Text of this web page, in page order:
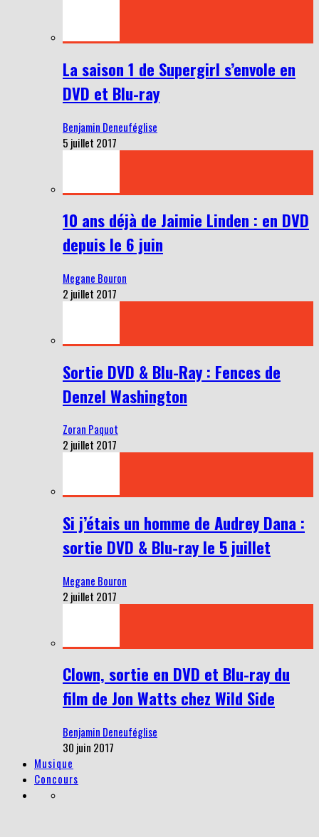
La saison 1 de Supergirl s’envole en
DVD et Blu-ray
Benjamin Deneuféglise
5 juillet 2017
10 ans déjà de Jaimie Linden : en DVD
depuis le 6 juin
Megane Bouron
2 juillet 2017
Sortie DVD & Blu-Ray : Fences de
Denzel Washington
Zoran Paquot
2 juillet 2017
Si j’étais un homme de Audrey Dana :
sortie DVD & Blu-ray le 5 juillet
Megane Bouron
2 juillet 2017
Clown, sortie en DVD et Blu-ray du
film de Jon Watts chez Wild Side
Benjamin Deneuféglise
30 juin 2017
Musique
Concours